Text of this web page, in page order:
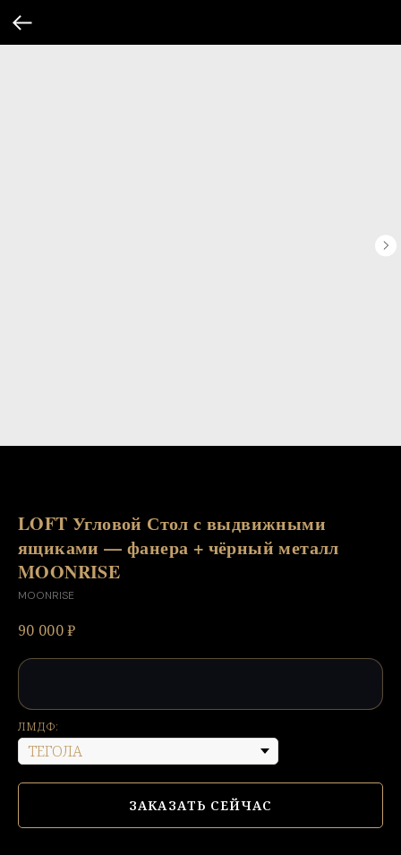
LOFT Угловой Стол с выдвижными
ящиками — фанера + чёрный металл
MOONRISE
MOONRISE
90 000₽
ЛМДФ:
ЗАКАЗАТЬ СЕЙЧАС